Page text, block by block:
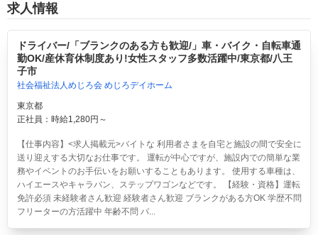
求人情報
ドライバー/「ブランクのある方も歓迎/」車・バイク・自転車通
勤OK/産休育休制度あり!女性スタッフ多数活躍中/東京都/八王
子市
社会福祉法人めじろ会 めじろデイホーム
東京都
正社員：時給1,280円～
【仕事内容】<求人掲載元>バイトな 利用者さまを自宅と施設の間で安全に
送り迎えする大切なお仕事です。 運転が中心ですが、施設内での簡単な業
務やイベントのお手伝いをお願いすることもあります。 使用する車種は、
ハイエースやキャラバン、ステップワゴンなどです。 【経験・資格】運転
免許必須 未経験者さん歓迎 経験者さん歓迎 ブランクがある方OK 学歴不問
フリーターの方活躍中 年齢不問 パ...